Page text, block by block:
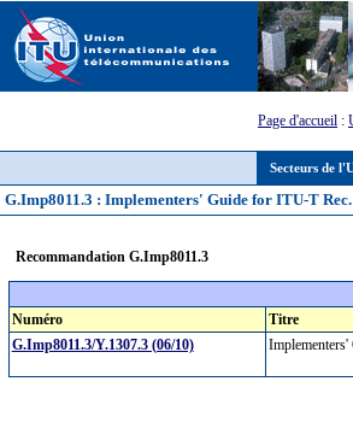
Secteurs de
Page d'accueil :
G.Imp8011.3 : Implementers' Guide for ITU-T
Recommandation G.Imp8011.3
Numéro
Titre
G.Imp8011.3/Y.1307.3 (06/10)